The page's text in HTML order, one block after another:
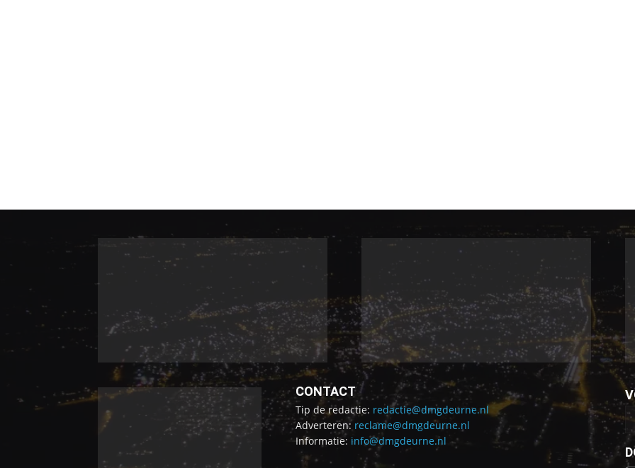
CONTACT
Tip de redactie: redactie@dmgdeurne.nl
Adverteren: reclame@dmgdeurne.nl
Informatie: info@dmgdeurne.nl